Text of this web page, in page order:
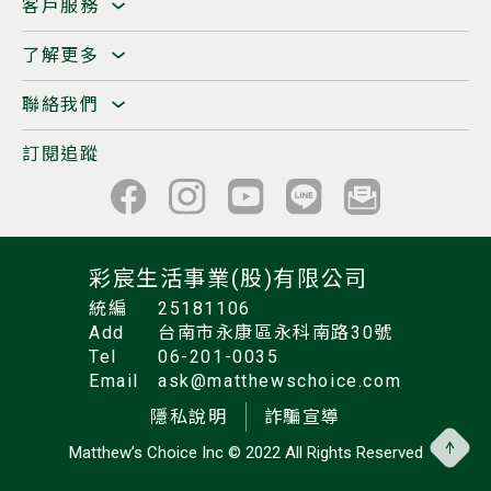
客戶服務
了解更多
聯絡我們
訂閱追蹤
彩宸生活事業(股)有限公司
統編
25181106
Add
台南市永康區永科南路30號
Tel
06-201-0035
Email
ask@matthewschoice.com
隱私說明
詐騙宣導
Matthew’s Choice Inc © 2022 All Rights Reserved